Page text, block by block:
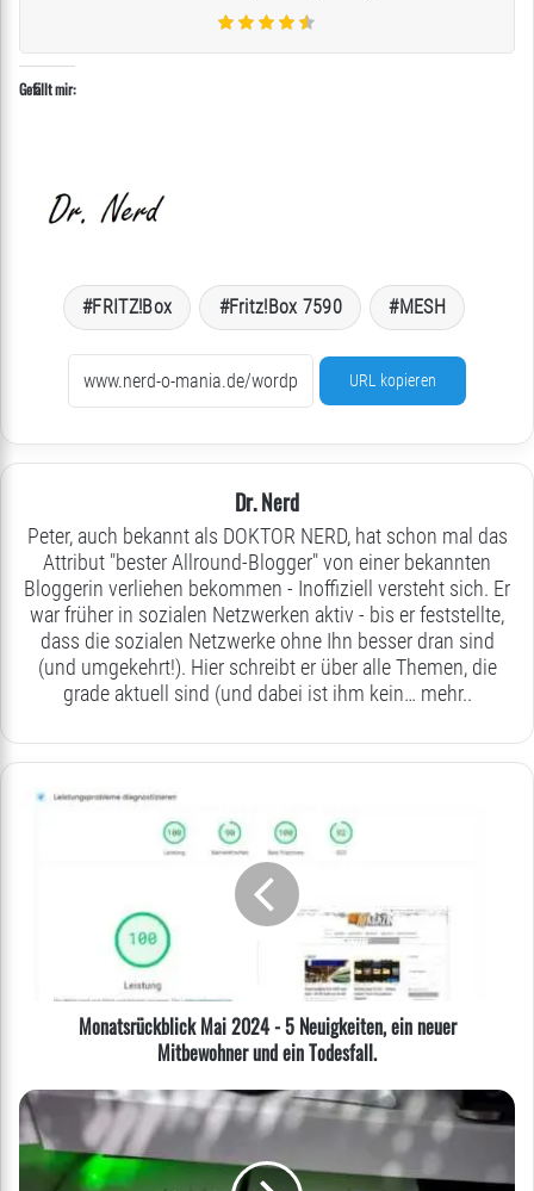
Gefällt mir:
FRITZ!Box Fritz!Box 7590 MESH
URL kopieren
Dr. Nerd
Peter, auch bekannt als DOKTOR NERD, hat schon mal das
Attribut "bester Allround-Blogger" von einer bekannten
Bloggerin verliehen bekommen - Inoffiziell versteht sich. Er
war früher in sozialen Netzwerken aktiv - bis er feststellte,
dass die sozialen Netzwerke ohne Ihn besser dran sind
(und umgekehrt!). Hier schreibt er über alle Themen, die
grade aktuell sind (und dabei ist ihm kein… mehr..
Monatsrückblick
Neuigkeiten,
Mitbewohner
Todesfall.
Monatsrückblick Mai 2024 - 5 Neuigkeiten, ein neuer
Mitbewohner und ein Todesfall.
Monatsrückblick
Juni
2024